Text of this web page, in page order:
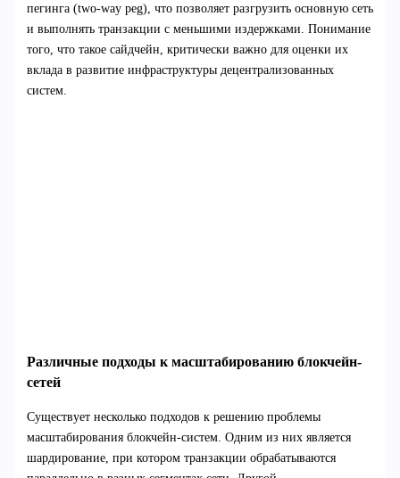
пегинга (two-way peg), что позволяет разгрузить основную сеть
и выполнять транзакции с меньшими издержками. Понимание
того, что такое сайдчейн, критически важно для оценки их
вклада в развитие инфраструктуры децентрализованных
систем.
Различные подходы к масштабированию блокчейн-
сетей
Существует несколько подходов к решению проблемы
масштабирования блокчейн-систем. Одним из них является
шардирование, при котором транзакции обрабатываются